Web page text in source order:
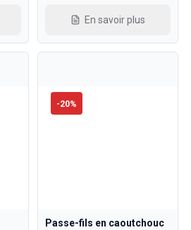
En savoir plus
-20%
Passe-fils en caoutchouc